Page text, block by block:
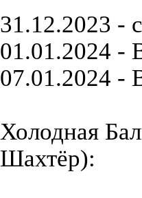
31.12.2023 -
01.01.2024
07.01.2024
Холодная
Шахтёр):